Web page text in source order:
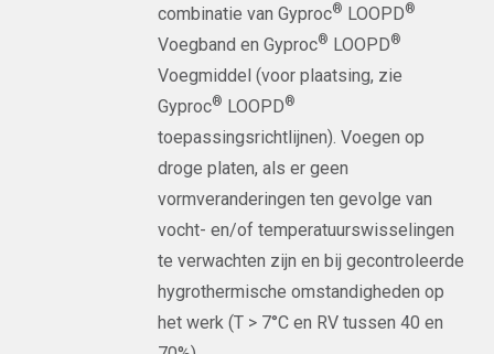
combinatie van Gyproc® LOOPD®
Voegband en Gyproc® LOOPD®
Voegmiddel (voor plaatsing, zie
Gyproc® LOOPD®
toepassingsrichtlijnen). Voegen op
droge platen, als er geen
vormveranderingen ten gevolge van
vocht- en/of temperatuurswisselingen
te verwachten zijn en bij gecontroleerde
hygrothermische omstandigheden op
het werk (T > 7°C en RV tussen 40 en